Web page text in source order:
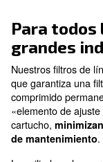
nuestros
Alta
mejor